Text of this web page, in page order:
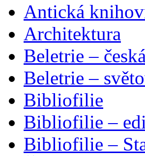
Antická
Architektura
Beletrie – česká
Beletrie –
Bibliofilie
Bibliofilie –
Bibliofilie –